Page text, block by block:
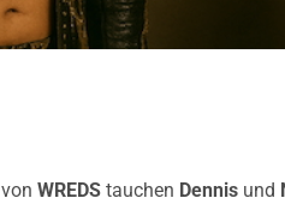
vonWREDS tauchen Dennis und